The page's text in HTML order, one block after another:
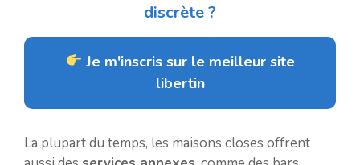
discrète ?
Je m'inscris sur le meilleur site
libertin
La plupart du temps, les maisons closes offrent